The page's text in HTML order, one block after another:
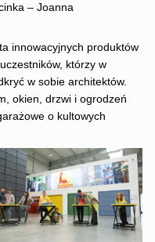
– Joanna
innowacyjnych produktów
którzy w
w sobie architektów.
okien, drzwi i ogrodzeń
o kultowych